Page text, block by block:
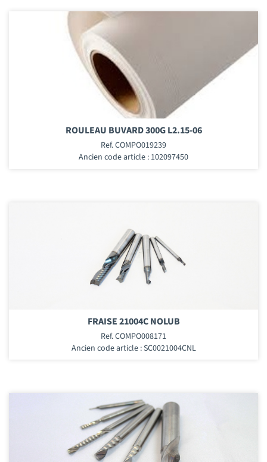
ROULEAU BUVARD 300G L2.15-06
Ref. COMPO019239
Ancien code article : 102097450
FRAISE 21004C NOLUB
Ref. COMPO008171
Ancien code article : SC0021004CNL